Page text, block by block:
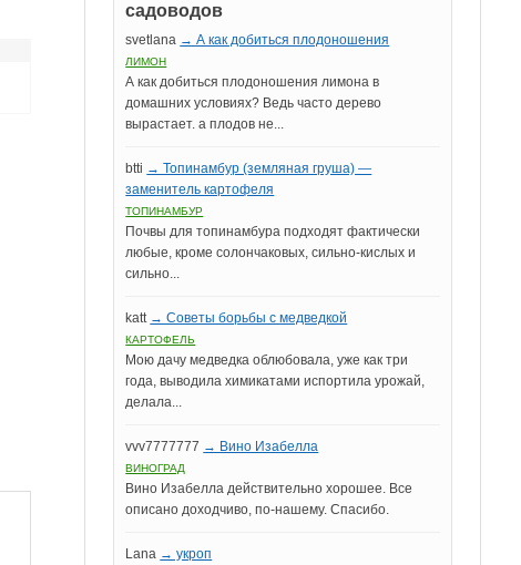
садоводов
svetlana → А как добиться плодоношения
ЛИМОН
А как добиться плодоношения лимона в
домашних условиях? Ведь часто дерево
вырастает. а плодов не...
btti → Топинамбур (земляная груша) —
заменитель картофеля
ТОПИНАМБУР
Почвы для топинамбура подходят фактически
любые, кроме солончаковых, сильно-кислых и
сильно...
katt → Советы борьбы с медведкой
КАРТОФЕЛЬ
Мою дачу медведка облюбовала, уже как три
года, выводила химикатами испортила урожай,
делала...
vvv7777777 → Вино Изабелла
ВИНОГРАД
Вино Изабелла действительно хорошее. Все
описано доходчиво, по-нашему. Спасибо.
Lana → укроп